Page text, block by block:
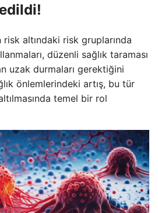
risk altındaki risk gruplarında
düzenli sağlık taraması
uzak durmaları gerektiğini
önlemlerindeki artış, bu tür
temel bir rol